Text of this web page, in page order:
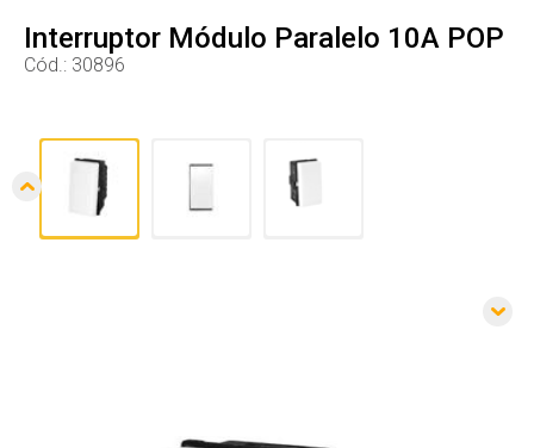
Interruptor Módulo Paralelo 10A POP
Cód.: 30896